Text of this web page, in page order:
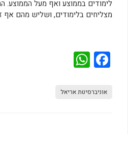
מצליחים בלימודים, ושליש מהם אף
Facebook
אוניברסיטת אריאל